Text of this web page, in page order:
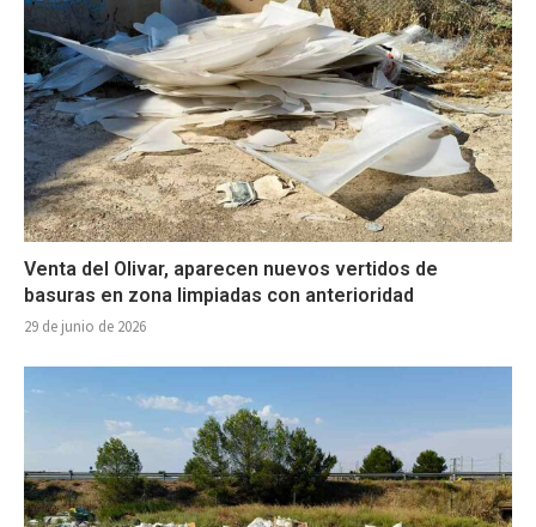
Venta del Olivar, aparecen nuevos vertidos de
basuras en zona limpiadas con anterioridad
29 de junio de 2026